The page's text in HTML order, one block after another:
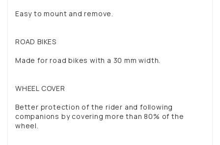
Easy to mount and remove.
ROAD BIKES
Made for road bikes with a 30 mm width.
WHEEL COVER
Better protection of the rider and following
companions by covering more than 80% of the
wheel.